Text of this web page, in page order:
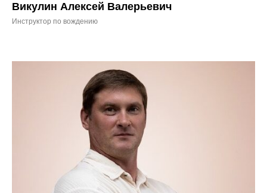
Викулин Алексей Валерьевич
Инструктор по вождению